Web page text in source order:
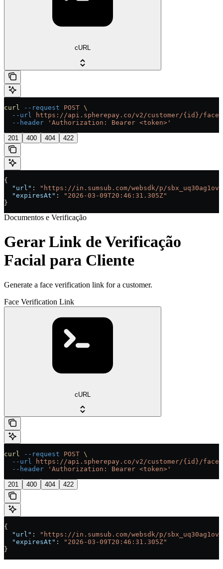
cURL
curl --request POST \
  --url
https://api.spherepay.co/v2/customer/{id}/
  --header
'Authorization: Bearer <token>'
201 400 404 422
{
  "url"
:
"https://in.sumsub.com/websdk/p/
  "expiresAt"
:
"2026-03-09T20:46:31.305Z"
}
Documentos e Verificação
Gerar Link de Verificação
Facial para Cliente
Generate a face verification link for a customer.
Face Verification Link
cURL
curl --request POST \
  --url
https://api.spherepay.co/v2/customer/{id}/
  --header
'Authorization: Bearer <token>'
201 400 404 422
{
  "url"
:
"https://in.sumsub.com/websdk/p/
  "expiresAt"
:
"2026-03-09T20:46:31.305Z"
}